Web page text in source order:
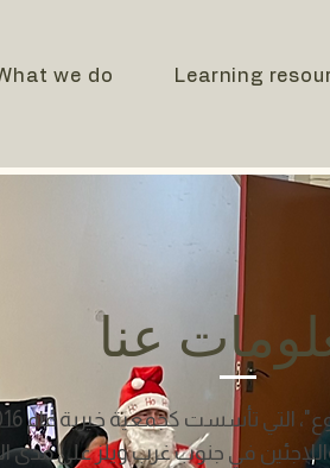
we do Learning
عنا
في جنوب غرب ويلز على مدى